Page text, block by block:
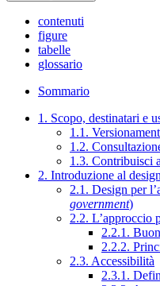
contenuti
figure
tabelle
glossario
Sommario
1. Scopo, destinatari e
1.1.
1.2.
1.3. Contribuisci
2. Introduzione al
2.1. Design per
government)
2.2. L’approccio
2.2.1.
2.2.2.
2.3. Accessibilità
2.3.1.